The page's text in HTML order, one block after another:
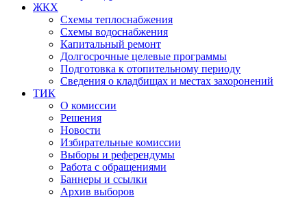
ЖКХ
Схемы теплоснабжения
Схемы водоснабжения
Капитальный ремонт
Долгосрочные целевые программы
Подготовка к отопительному периоду
Сведения о кладбищах и местах захоронений
ТИК
О комиссии
Решения
Новости
Избирательные комиссии
Выборы и референдумы
Работа с обращениями
Баннеры и ссылки
Архив выборов